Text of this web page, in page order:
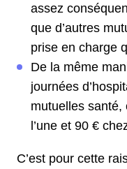
assez
que d’autres
prise en charge
De la même
journées
mutuelles santé,
l’une et 90 €
C’est pour cette